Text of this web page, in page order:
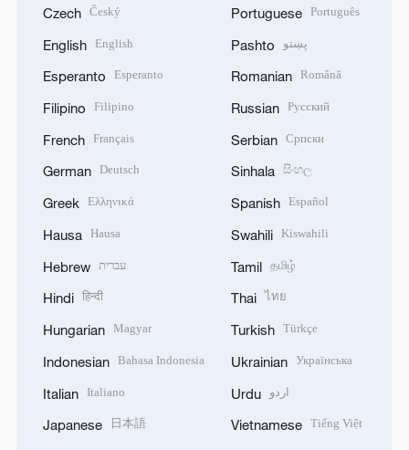
Czech Český
English English
Esperanto Esperanto
Filipino Filipino
French Français
German Deutsch
Greek Ελληνικά
Hausa Hausa
Hebrew עברית
Hindi हिन्दी
Hungarian Magyar
Indonesian Bahasa Indonesia
Italian Italiano
Japanese 日本語
Portuguese Português
Pashto پښتو
Romanian Română
Russian Русский
Serbian Српски
Sinhala සිංහල
Spanish Español
Swahili Kiswahili
Tamil தமிழ்
Thai ไทย
Turkish Türkçe
Ukrainian Українська
Urdu اردو
Vietnamese Tiếng Việt